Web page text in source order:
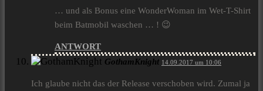
… und als Bonus eine WonderWoman im Wet-T-Shirt
beim Batmobil waschen … ! 😉
ANTWORT
GothamKnight 14.09.2017 um 10:06
Ich glaube nicht das der Release verschoben wird. Zumal ja